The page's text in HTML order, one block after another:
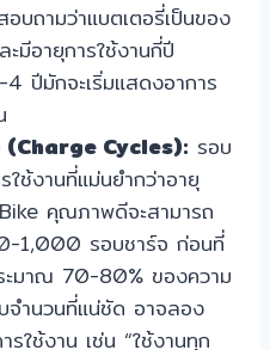
อบถามว่าแบตเตอรี่เป็นของ
มีอายุการใช้งานกี่ปี
ปีมักจะเริ่มแสดงอาการ
(Charge Cycles): รอบ
ใช้งานที่แม่นยำกว่าอายุ
คุณภาพดีจะสามารถ
1,000 รอบชาร์จ ก่อนที่
ะมาณ 70-80% ของความ
จำนวนที่แน่ชัด อาจลอง
รใช้งาน เช่น “ใช้งานทุก